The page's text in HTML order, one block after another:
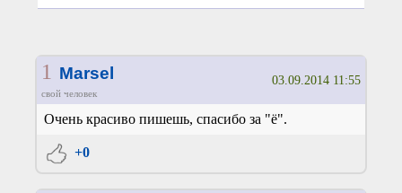
1 Marsel
свой человек
03.09.2014 11:55
Очень красиво пишешь, спасибо за "ё".
+0